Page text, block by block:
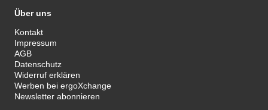
Über uns
Kontakt
Impressum
AGB
Datenschutz
Widerruf erklären
Werben bei ergoXchange
Newsletter abonnieren